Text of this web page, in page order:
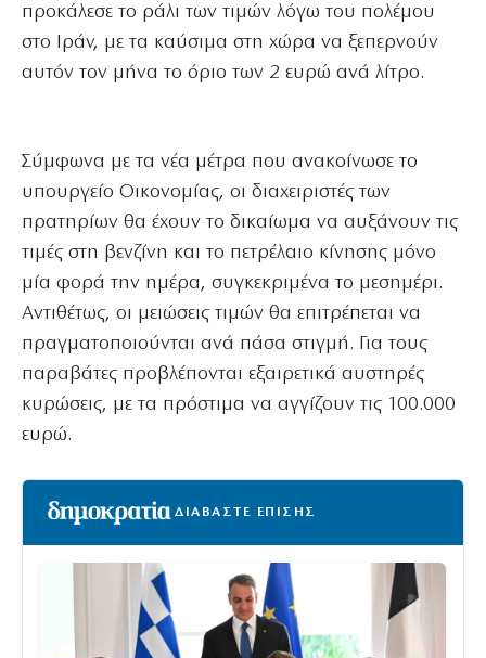
προκάλεσε το ράλι των τιμών λόγω του πολέμου
στο Ιράν, με τα καύσιμα στη χώρα να ξεπερνούν
αυτόν τον μήνα το όριο των 2 ευρώ ανά λίτρο.
Σύμφωνα με τα νέα μέτρα που ανακοίνωσε το
υπουργείο Οικονομίας, οι διαχειριστές των
πρατηρίων θα έχουν το δικαίωμα να αυξάνουν τις
τιμές στη βενζίνη και το πετρέλαιο κίνησης μόνο
μία φορά την ημέρα, συγκεκριμένα το μεσημέρι.
Αντιθέτως, οι μειώσεις τιμών θα επιτρέπεται να
πραγματοποιούνται ανά πάσα στιγμή. Για τους
παραβάτες προβλέπονται εξαιρετικά αυστηρές
κυρώσεις, με τα πρόστιμα να αγγίζουν τις 100.000
ευρώ.
ΔΙΑΒΑΣΤΕ ΕΠΙΣΗΣ